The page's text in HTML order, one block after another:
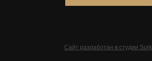
Сайт разработан в студии